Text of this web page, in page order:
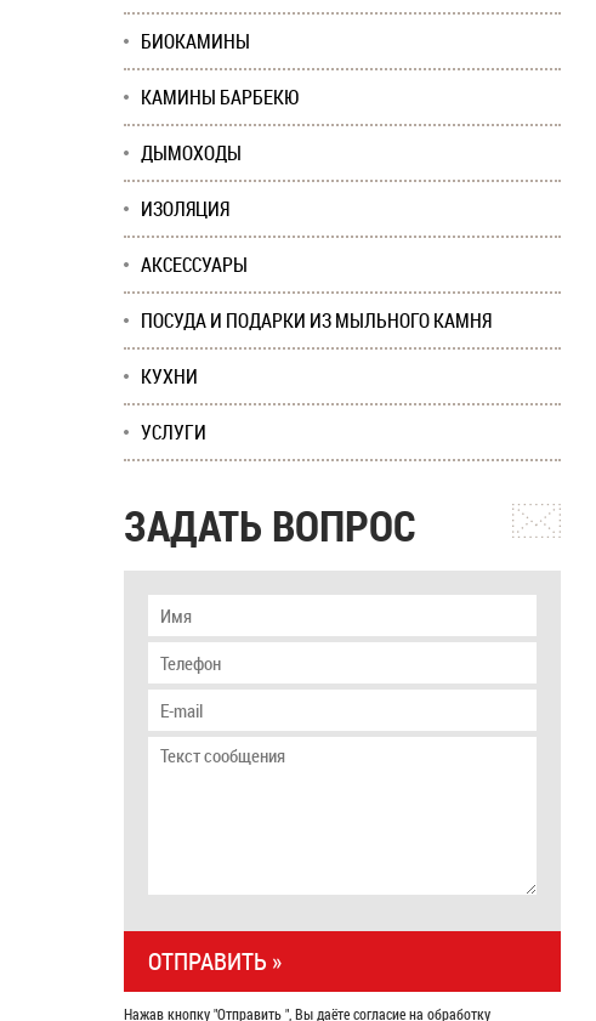
БИОКАМИНЫ
КАМИНЫ БАРБЕКЮ
ДЫМОХОДЫ
ИЗОЛЯЦИЯ
АКСЕССУАРЫ
ПОСУДА И ПОДАРКИ ИЗ МЫЛЬНОГО КАМНЯ
КУХНИ
УСЛУГИ
ЗАДАТЬ ВОПРОС
Нажав кнопку "Отправить ", Вы даёте согласие на обработку